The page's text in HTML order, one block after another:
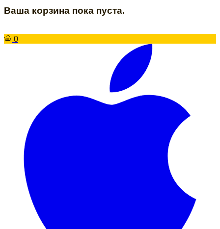
Ваша корзина пока пуста.
0